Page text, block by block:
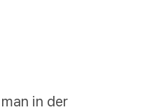
in der